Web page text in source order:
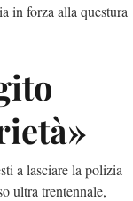
in forza alla questura
a lasciare la polizia
ultra trentennale,